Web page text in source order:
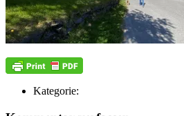
Kategorie: